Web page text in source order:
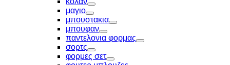
Toggle
μαγιο
Toggle
μπουστακια
Toggle
μπουφαν
Toggle
παντελονια φορμας
Toggle
σορτς
Toggle
φορμες σετ
Toggle